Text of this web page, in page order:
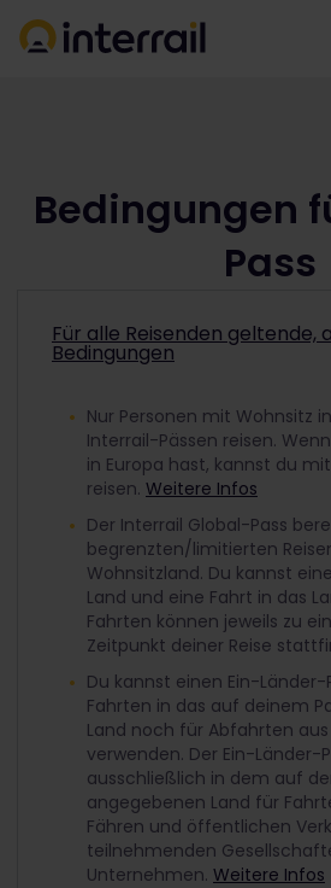
Bedingungen
Pass
Für alle Reisenden geltende,
Bedingungen
Nur Personen mit Wohnsitz
Interrail-Pässen reisen.
in Europa hast, kannst du
reisen. Weitere Infos
Der Interrail Global-Pass
begrenzten/limitierten
Wohnsitzland. Du kannst
Land und eine Fahrt in das
Fahrten können jeweils zu
Zeitpunkt deiner Reise
Du kannst einen Ein-Länder-
Fahrten in das auf deinem
Land noch für Abfahrten
verwenden. Der Ein-Länder-
ausschließlich in dem auf
angegebenen Land für
Fähren und öffentlichen
teilnehmenden
Unternehmen. Weitere Infos